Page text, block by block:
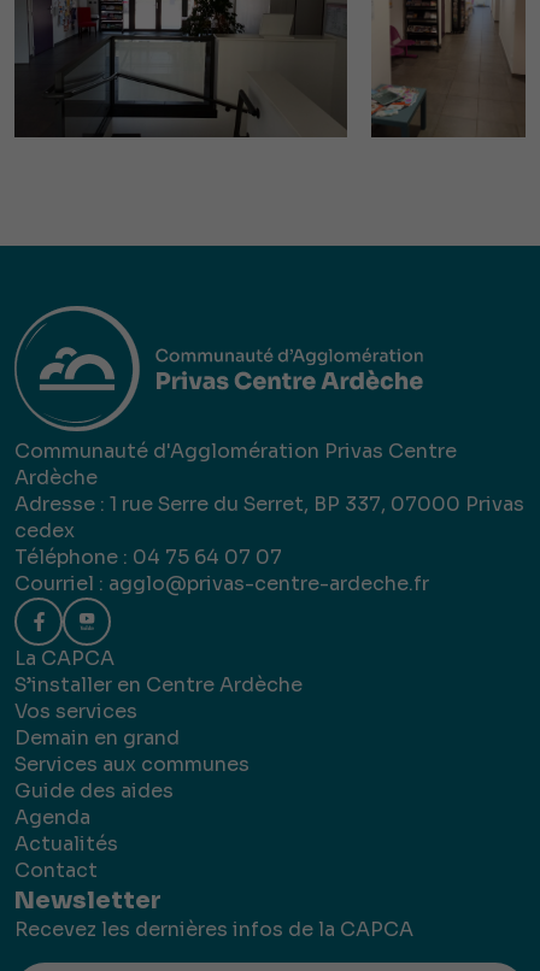
Communauté d'Agglomération Privas Centre
Ardèche
Adresse : 1 rue Serre du Serret, BP 337, 07000 Privas
cedex
Téléphone : 04 75 64 07 07
Courriel : agglo@privas-centre-ardeche.fr
La CAPCA
S’installer en Centre Ardèche
Vos services
Demain en grand
Services aux communes
Guide des aides
Agenda
Actualités
Contact
Newsletter
Recevez les dernières infos de la CAPCA